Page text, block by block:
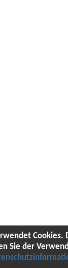
Cookies.
Sie der